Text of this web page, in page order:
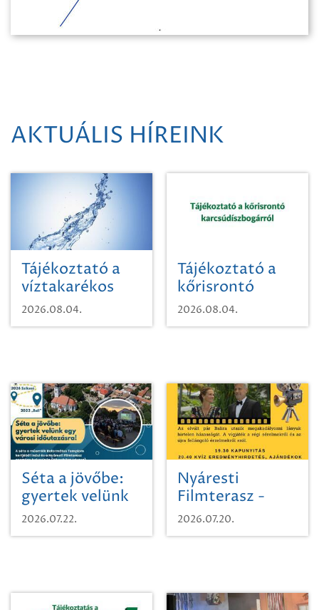
AKTUÁLIS HÍREINK
Tájékoztató a
víztakarékos
vízhasználatról
2026.08.04.
Tájékoztató a
kőrisrontó
karcsúdíszbogárról
2026.08.04.
Séta a jövőbe:
gyertek velünk
egy városi
időutazásra!
2026.07.22.
Nyáresti
Filmterasz -
Beugró a
Paradicsomba
2026.07.20.